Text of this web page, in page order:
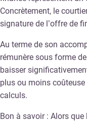
Concrètement, le
signature de l’offre de
Au terme de son
rémunère sous forme
baisser
plus ou moins
calculs.
Bon à savoir : Alors